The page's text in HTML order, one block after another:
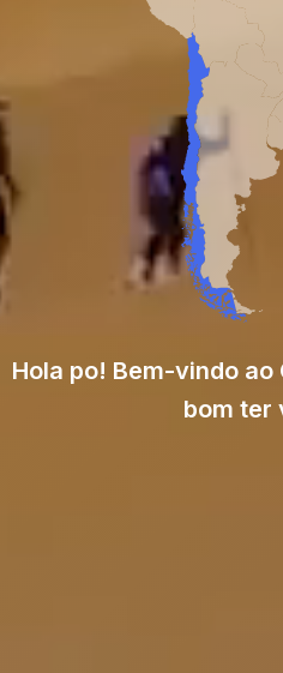
Hola po! Bem-vindo ao
bom ter